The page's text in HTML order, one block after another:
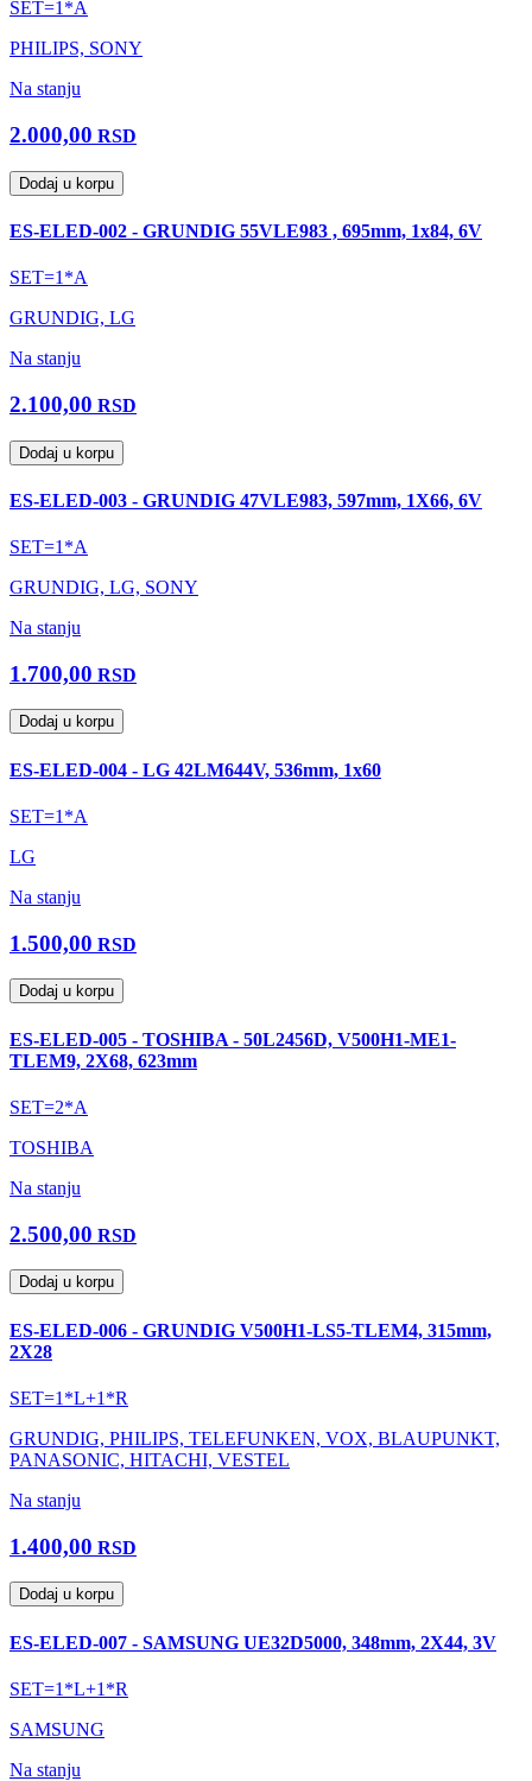
SET=1*A
PHILIPS, SONY
Na stanju
2.000,00 RSD
Dodaj u korpu
ES-ELED-002 - GRUNDIG 55VLE983 , 695mm, 1x84, 6V
SET=1*A
GRUNDIG, LG
Na stanju
2.100,00 RSD
Dodaj u korpu
ES-ELED-003 - GRUNDIG 47VLE983, 597mm, 1X66, 6V
SET=1*A
GRUNDIG, LG, SONY
Na stanju
1.700,00 RSD
Dodaj u korpu
ES-ELED-004 - LG 42LM644V, 536mm, 1x60
SET=1*A
LG
Na stanju
1.500,00 RSD
Dodaj u korpu
ES-ELED-005 - TOSHIBA - 50L2456D, V500H1-ME1-
TLEM9, 2X68, 623mm
SET=2*A
TOSHIBA
Na stanju
2.500,00 RSD
Dodaj u korpu
ES-ELED-006 - GRUNDIG V500H1-LS5-TLEM4, 315mm,
2X28
SET=1*L+1*R
GRUNDIG, PHILIPS, TELEFUNKEN, VOX, BLAUPUNKT,
PANASONIC, HITACHI, VESTEL
Na stanju
1.400,00 RSD
Dodaj u korpu
ES-ELED-007 - SAMSUNG UE32D5000, 348mm, 2X44, 3V
SET=1*L+1*R
SAMSUNG
Na stanju